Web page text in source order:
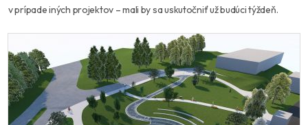
v prípade iných projektov – mali by sa uskutočniť už budúci týždeň.